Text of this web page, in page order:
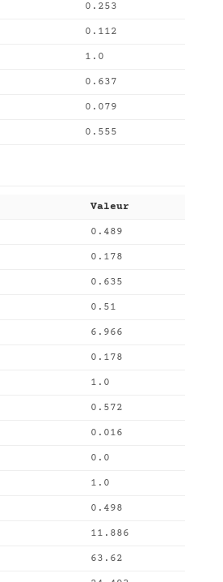
0.253
0.112
1.0
0.637
0.079
0.555
Valeur
0.489
0.178
0.635
0.51
6.966
0.178
1.0
0.572
0.016
0.0
1.0
0.498
11.886
63.62